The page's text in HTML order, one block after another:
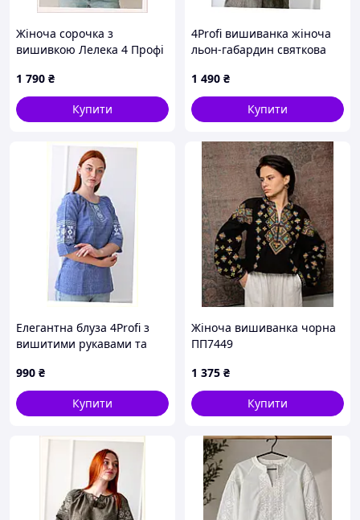
Жіноча сорочка з
вишивкою Лелека 4 Профі
1 790 ₴
Купити
4Profi вишиванка жіноча
льон-габардин святкова
1 490 ₴
Купити
Елегантна блуза 4Profi з
вишитими рукавами та
990 ₴
Купити
Жіноча вишиванка чорна
ПП7449
1 375 ₴
Купити